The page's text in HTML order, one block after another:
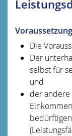
Die
Der
selbst für
und
der andere